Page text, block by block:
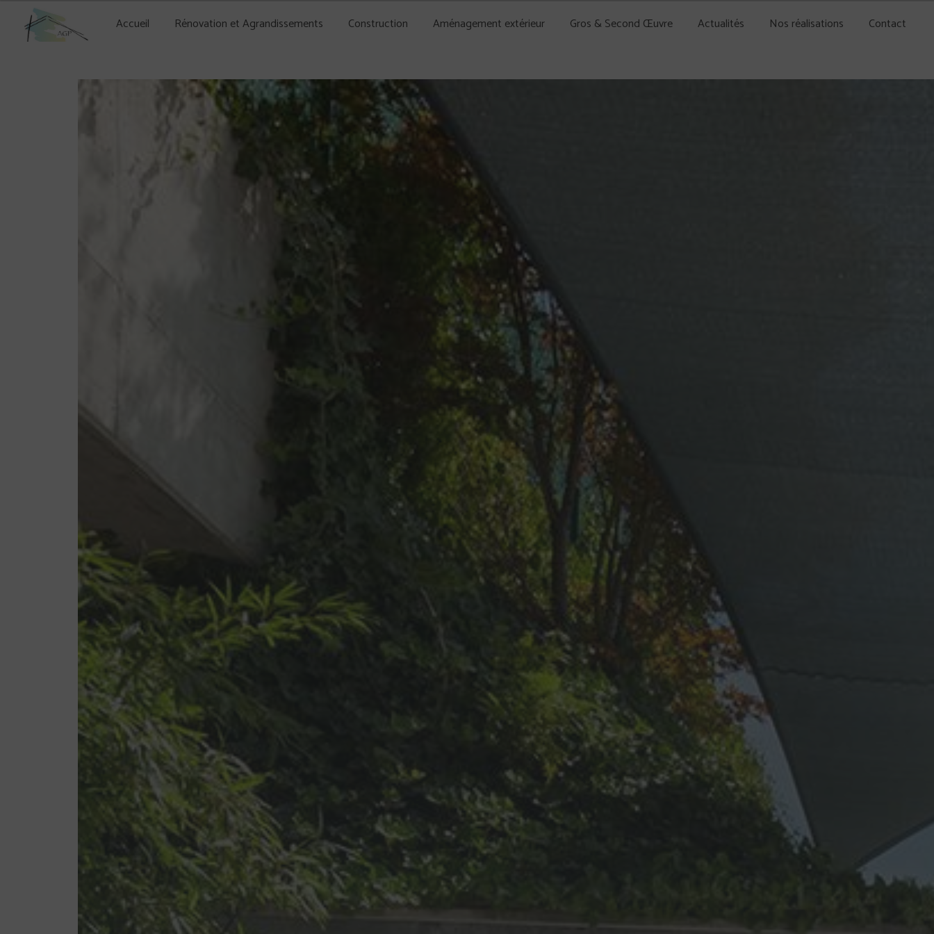
Accueil Rénovation et Agrandissements Construction Aménagement extérieur Gros & Second Œuvre Actualités Nos réalisations Contact
Panneau de gestion des cookies